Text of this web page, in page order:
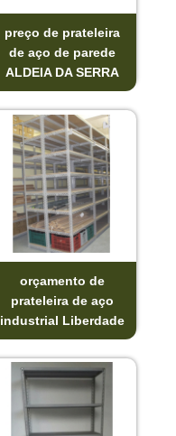
preço de prateleira
de aço de parede
ALDEIA DA SERRA
orçamento de
prateleira de aço
industrial Liberdade